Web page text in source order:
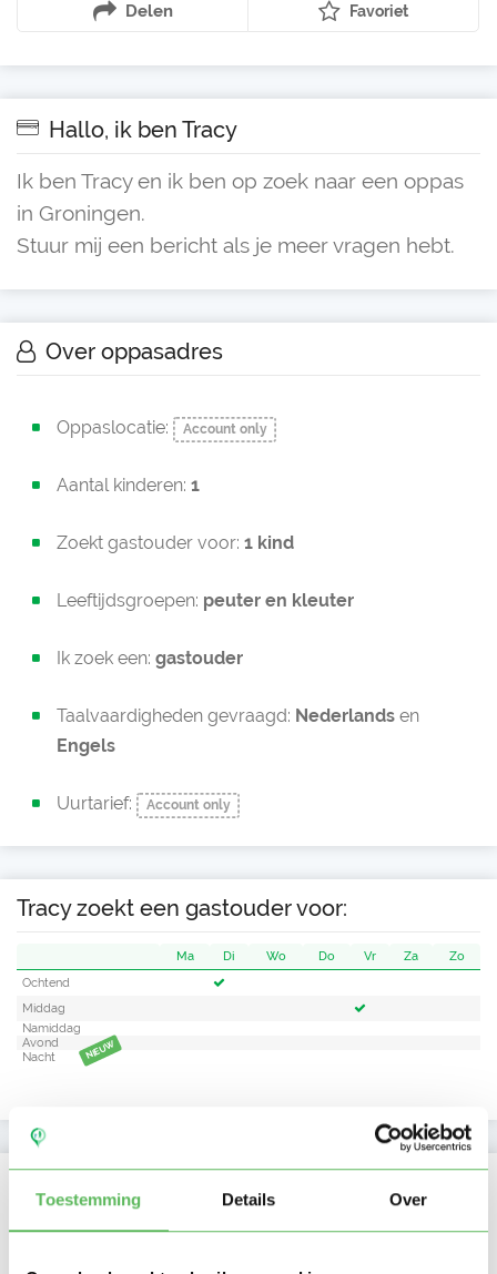
Toestemming Details Over
Delen Favoriet
Hallo, ik ben Tracy
Ik ben Tracy en ik ben op zoek naar een oppas
in Groningen.
Stuur mij een bericht als je meer vragen hebt.
Over oppasadres
Oppaslocatie: Account only
Aantal kinderen: 1
Zoekt gastouder voor: 1 kind
Leeftijdsgroepen: peuter en kleuter
Ik zoek een: gastouder
Taalvaardigheden gevraagd: Nederlands en
Engels
Uurtarief: Account only
Tracy zoekt een gastouder voor:
Ma Di Wo Do Vr Za
Zo
Ochtend
Middag
Namiddag
Avond
Nacht
NIEUW
Laatste activiteit 22-05-2026